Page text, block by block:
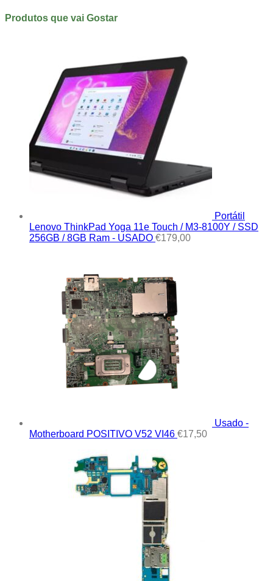
Produtos que vai Gostar
Portátil
Lenovo ThinkPad Yoga 11e Touch / M3-8100Y / SSD
256GB / 8GB Ram - USADO €179,00
Usado -
Motherboard POSITIVO V52 VI46 €17,50